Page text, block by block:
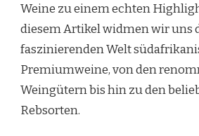
Weine zu einem echten
diesem Artikel widmen wir uns
faszinierenden Welt
Premiumweine, von den
Weingütern bis hin zu den
Rebsorten.